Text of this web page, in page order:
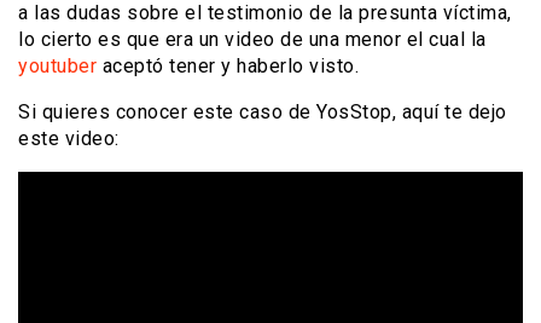
a las dudas sobre el testimonio de la presunta víctima,
lo cierto es que era un video de una menor el cual la
youtuber aceptó tener y haberlo visto.
Si quieres conocer este caso de YosStop, aquí te dejo
este video: